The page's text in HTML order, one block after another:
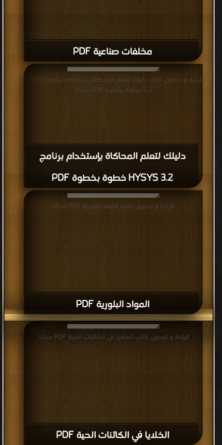
مخلفات صناعية PDF
دليلك لتعلم المحاكاة بإستخدام برنامج
HYSYS 3.2 خطوة بخطوة PDF
قراءة و تحميل كتاب دليلك لتعلم المحاكاة بإستخدام برنامج HYSYS
3.2 خطوة بخطوة PDF مجانا
المواد البلورية PDF
قراءة و تحميل كتاب المواد البلورية PDF مجانا
الخلايا في الكائنات الحية PDF
قراءة و تحميل كتاب الخلايا في الكائنات الحية PDF مجانا